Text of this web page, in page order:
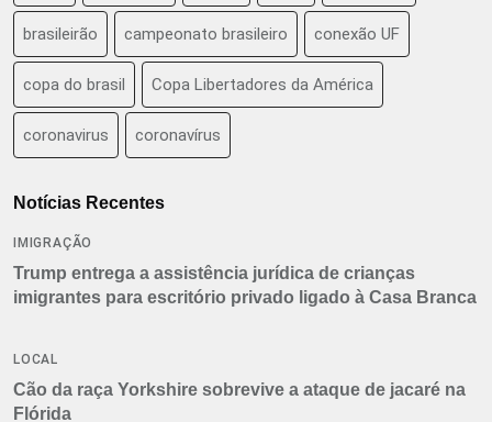
brasileirão campeonato brasileiro conexão UF
copa do brasil Copa Libertadores da América
coronavirus coronavírus
Notícias Recentes
IMIGRAÇÃO
Trump entrega a assistência jurídica de crianças
imigrantes para escritório privado ligado à Casa Branca
LOCAL
Cão da raça Yorkshire sobrevive a ataque de jacaré na
Flórida